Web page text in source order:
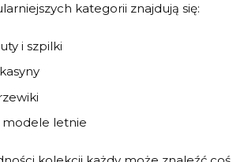
kategorii znajdują się:
i szpilki
modele letnie